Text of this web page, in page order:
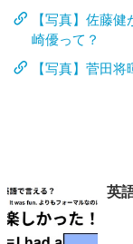
【写真】佐藤
崎優って？
【写真】菅田
英